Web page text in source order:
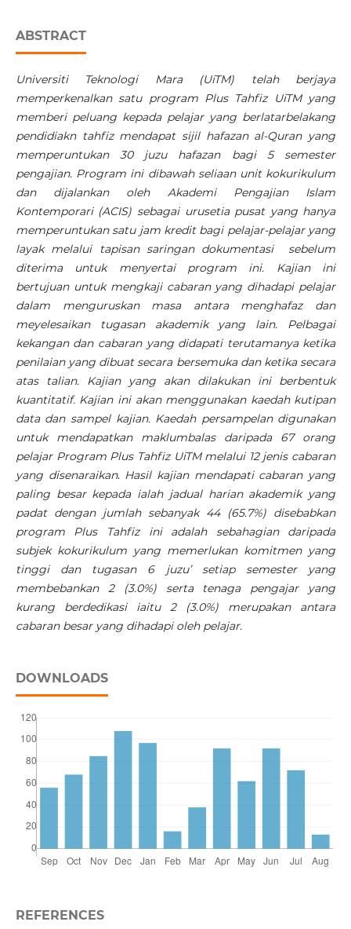
ABSTRACT
Universiti Teknologi Mara (UiTM) telah berjaya
memperkenalkan satu program Plus Tahfiz UiTM yang
memberi peluang kepada pelajar yang berlatarbelakang
pendidiakn tahfiz mendapat sijil hafazan al-Quran yang
memperuntukan 30 juzu hafazan bagi 5 semester
pengajian. Program ini dibawah seliaan unit kokurikulum
dan dijalankan oleh Akademi Pengajian Islam
Kontemporari (ACIS) sebagai urusetia pusat yang hanya
memperuntukan satu jam kredit bagi pelajar-pelajar yang
layak melalui tapisan saringan dokumentasi sebelum
diterima untuk menyertai program ini. Kajian ini
bertujuan untuk mengkaji cabaran yang dihadapi pelajar
dalam menguruskan masa antara menghafaz dan
meyelesaikan tugasan akademik yang lain. Pelbagai
kekangan dan cabaran yang didapati terutamanya ketika
penilaian yang dibuat secara bersemuka dan ketika secara
atas talian. Kajian yang akan dilakukan ini berbentuk
kuantitatif. Kajian ini akan menggunakan kaedah kutipan
data dan sampel kajian. Kaedah persampelan digunakan
untuk mendapatkan maklumbalas daripada67 orang
pelajar Program Plus Tahfiz UiTM melalui 12 jenis cabaran
yang disenaraikan. Hasil kajian mendapati cabaran yang
paling besar kepada ialah jadual harian akademik yang
padat dengan jumlah sebanyak 44 (65.7%) disebabkan
program Plus Tahfiz ini adalah sebahagian daripada
subjek kokurikulum yang memerlukan komitmen yang
tinggi dan tugasan 6 juzu’ setiap semester yang
membebankan 2 (3.0%) serta tenaga pengajar yang
kurang berdedikasi iaitu 2 (3.0%) merupakan antara
cabaran besar yang dihadapi oleh pelajar.
DOWNLOADS
REFERENCES